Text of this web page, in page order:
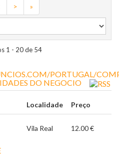
> »
1 - 20 de 54
DO NEGOCIO
Localidade Preço
Vila Real 12.00 €